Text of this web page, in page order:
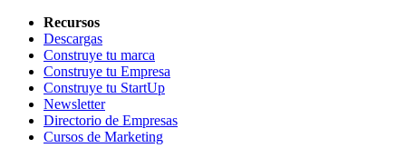
Recursos
Descargas
Construye tu marca
Construye tu Empresa
Construye tu StartUp
Newsletter
Directorio de Empresas
Cursos de Marketing